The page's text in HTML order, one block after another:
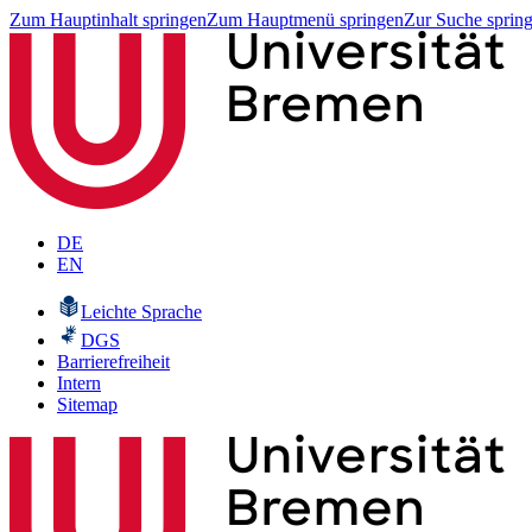
Zum Hauptinhalt springenZum Hauptmenü springenZur Suche
DE
EN
Leichte Sprache
DGS
Barrierefreiheit
Intern
Sitemap